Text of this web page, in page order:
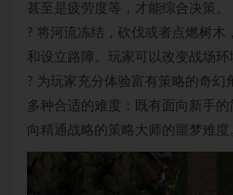
甚至是疲劳度等，才能综合决策。
? 将河流冻结，砍伐或者点燃树木
和设立路障。玩家可以改变战场环
? 为玩家充分体验富有策略的奇幻
多种合适的难度：既有面向新手
向精通战略的策略大师的噩梦难度